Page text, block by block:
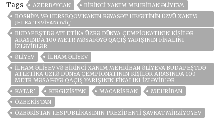
Tags AZERBAYCAN
BIRINCI XANIM MEHRIBAN ƏLIYEVA
BOSNIYA VƏ HERSEQOVINANIN RƏYASƏT HEYƏTININ ÜZVÜ XANIM
JELKA TSVIYANOVIÇ
BUDAPEŞTDƏ ATLETIKA ÜZRƏ DÜNYA ÇEMPIONATININ KIŞILƏR
ARASINDA 100 METR MƏSAFƏYƏ QAÇIŞ YARIŞININ FINALINI
IZLƏYIBLƏR
ƏLIYEV
İLHAM ƏLIYEV
İLHAM ƏLIYEV VƏ BIRINCI XANIM MEHRIBAN ƏLIYEVA BUDAPEŞTDƏ
ATLETIKA ÜZRƏ DÜNYA ÇEMPIONATININ KIŞILƏR ARASINDA 100
METR MƏSAFƏYƏ QAÇIŞ YARIŞININ FINALINI IZLƏYIBLƏR
KATAR’
KIRGIZİSTAN MACARISRAN
MEHRIBAN
ÖZBEKİSTAN
ÖZBƏKISTAN RESPUBLIKASININ PREZIDENTI ŞAVKAT MIRZIYOYEV